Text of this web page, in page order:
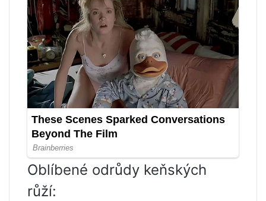
Oblíbené odrůdy keňských
růží: